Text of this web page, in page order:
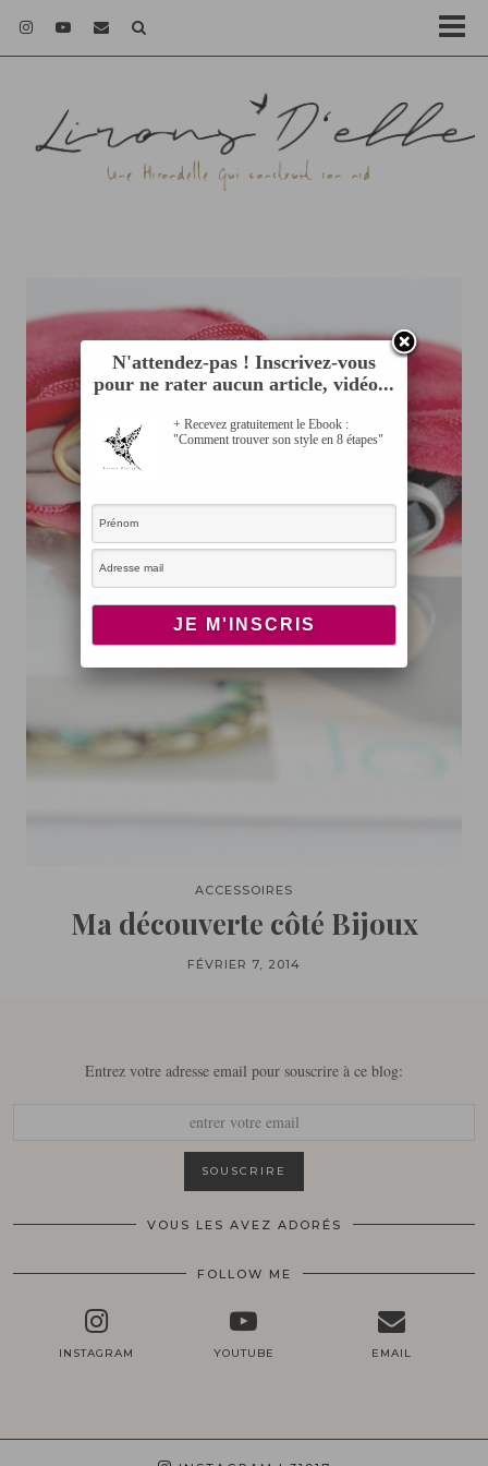
ACCESSOIRES
Ma découverte côté Bijoux
FÉVRIER 7, 2014
Entrez votre adresse email pour souscrire à ce blog:
VOUS LES AVEZ ADORÉS
FOLLOW ME
INSTAGRAM YOUTUBE EMAIL
N'attendez-pas ! Inscrivez-vous
pour ne rater aucun article, vidéo...
+ Recevez gratuitement le Ebook :
"Comment trouver son style en 8 étapes"